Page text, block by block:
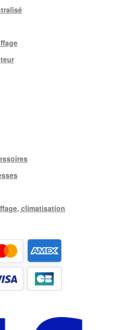
climatisation